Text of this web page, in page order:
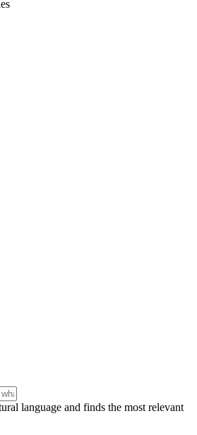
language and finds the most relevant